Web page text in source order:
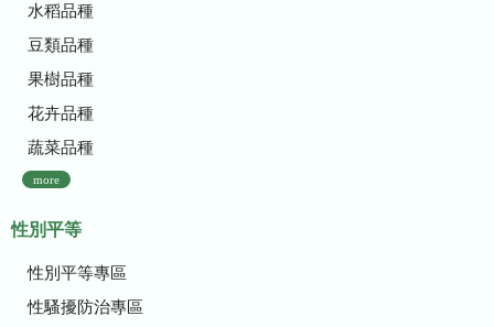
水稻品種
豆類品種
果樹品種
花卉品種
蔬菜品種
more
性別平等
性別平等專區
性騷擾防治專區